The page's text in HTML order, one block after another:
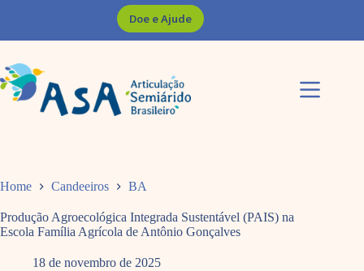
Doe e Ajude
Home Candeeiros BA
Produção Agroecológica Integrada Sustentável (PAIS) na
Escola Família Agrícola de Antônio Gonçalves
18 de novembro de 2025